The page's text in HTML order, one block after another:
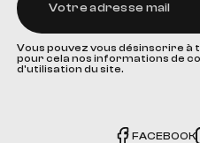
Vous pouvez vous désinscrire
pour cela nos informations de
d'utilisation du site.
FACEBOOK